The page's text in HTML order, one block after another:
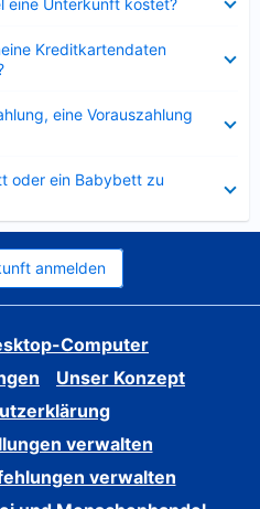
eine Unterkunft kostet?
Kreditkartendaten
eine Vorauszahlung
oder ein Babybett zu
anmelden
Computer
Unser Konzept
verwalten
verwalten